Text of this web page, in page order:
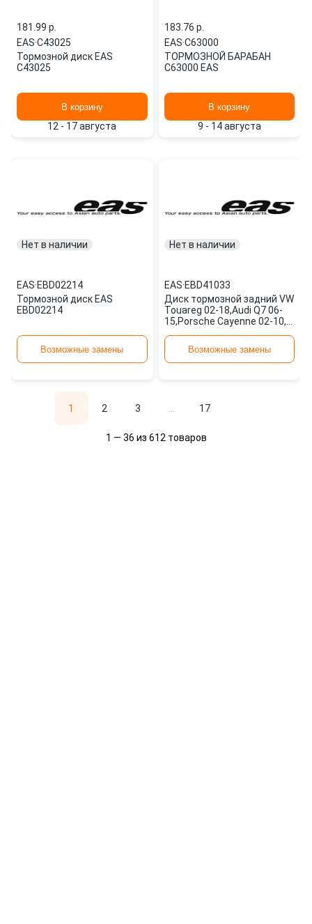
181.99 p.
EAS·C43025
Тормозной диск EAS
C43025
В корзину
12 - 17 августа
183.76 p.
EAS·C63000
ТОРМОЗНОЙ БАРАБАН
C63000 EAS
В корзину
9 - 14 августа
Нет в наличии
EAS·EBD02214
Тормозной диск EAS
EBD02214
Возможные замены
Нет в наличии
EAS·EBD41033
Диск тормозной задний VW
Touareg 02-18,Audi Q7 06-
15,Porsche Cayenne 02-10,
EBD41033 EAS
Возможные замены
1 2 3 17
1 — 36 из 612 товаров